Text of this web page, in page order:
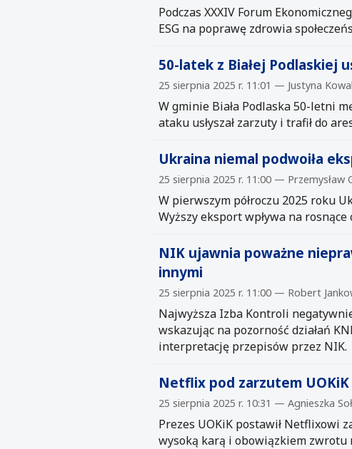
Podczas XXXIV Forum
ESG na poprawę zdrowia
50-latek z Białej Podlaskiej
25 sierpnia 2025 r. 11:01 — Justyna
W gminie Biała Podlaska 50-letni
ataku usłyszał zarzuty i trafił do
Ukraina niemal podwoiła
25 sierpnia 2025 r. 11:00 — Przemysław
W pierwszym półroczu 2025 roku
Wyższy eksport wpływa na
NIK ujawnia poważne
innymi
25 sierpnia 2025 r. 11:00 — Robert
Najwyższa Izba Kontroli
wskazując na pozorność działań
interpretację przepisów przez NIK.
Netflix pod zarzutem
25 sierpnia 2025 r. 10:31 — Agnieszka
Prezes UOKiK postawił Netflixowi
wysoką karą i obowiązkiem zwrotu